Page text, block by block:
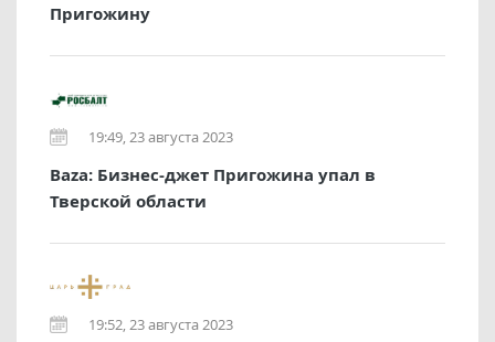
Пригожину
19:49, 23 августа 2023
Baza: Бизнес-джет Пригожина упал в
Тверской области
19:52, 23 августа 2023